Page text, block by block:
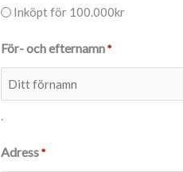
Inköpt för 100.000kr
För- och efternamn *
.
Adress *